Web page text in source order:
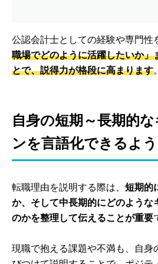
公認会計士としての経験や専門性
職場でどのように活躍したいか」
とで、説得力が格段に高まります。
自身の短期～長期的
ンを言語化できるよ
転職理由を説明する際は、 短期的
か、そして中長期的にどのような
のかを整理して伝えることが重要
現職で抱える課題や不満も、自身